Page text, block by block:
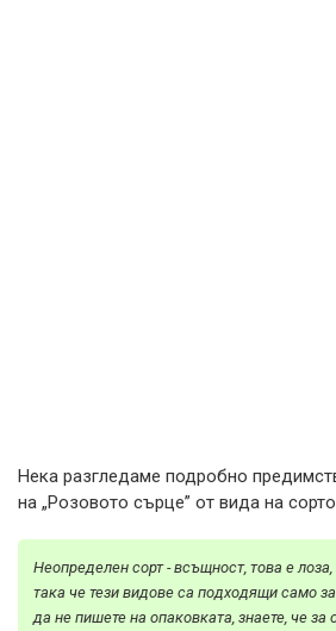
Нека разгледаме подробно
на „Розовото сърце” от вида на
Неопределен сорт - всъщност, това е лоза,
така че тези видове са подходящи само
да не пишете на опаковката, знаете, че за